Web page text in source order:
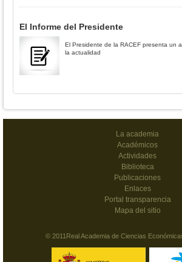
El Informe del Presidente
El Presidente de la RACEF presenta un
la actualidad
La academia
Académicos
Actividades
Biblioteca
Publicaciones
Enlaces
Portal transparencia
Mapa del sitio
© 2011Real Academia de Ciencias